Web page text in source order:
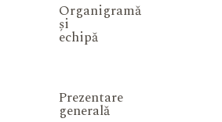
Organigramă
și
echipă
Prezentare
generală